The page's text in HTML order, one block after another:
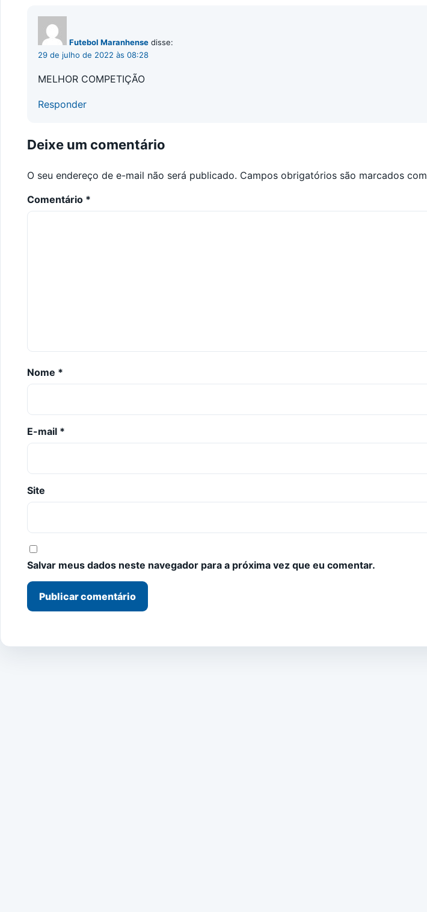
Futebol Maranhense disse:
29 de julho de 2022 às 08:28
MELHOR COMPETIÇÃO
Responder
Deixe um comentário
O seu endereço de e-mail não será publicado. Campos obrigatórios são marcados com
Comentário *
Nome *
E-mail *
Site
Salvar meus dados neste navegador para a próxima vez que eu comentar.